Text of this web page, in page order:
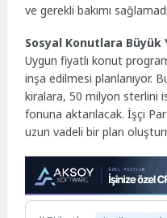
ve gerekli bakımı
Sosyal Konutlara Büyük
Uygun fiyatlı konut
inşa edilmesi planlanıyor.
kiralara, 50 milyon sterlini
fonuna aktarılacak. İşçi
uzun vadeli bir plan